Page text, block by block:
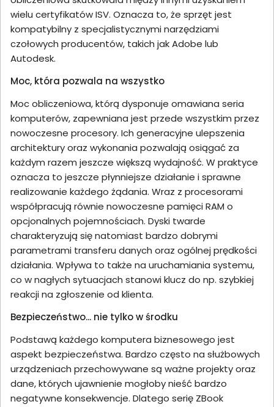
wielu certyfikatów ISV. Oznacza to, że sprzęt jest
kompatybilny z specjalistycznymi narzędziami
czołowych producentów, takich jak Adobe lub
Autodesk.
Moc, która pozwala na wszystko
Moc obliczeniowa, którą dysponuje omawiana seria
komputerów, zapewniana jest przede wszystkim przez
nowoczesne procesory. Ich generacyjne ulepszenia
architektury oraz wykonania pozwalają osiągać za
każdym razem jeszcze większą wydajność. W praktyce
oznacza to jeszcze płynniejsze działanie i sprawne
realizowanie każdego żądania. Wraz z procesorami
współpracują równie nowoczesne pamięci RAM o
opcjonalnych pojemnościach. Dyski twarde
charakteryzują się natomiast bardzo dobrymi
parametrami transferu danych oraz ogólnej prędkości
działania. Wpływa to także na uruchamiania systemu,
co w nagłych sytuacjach stanowi klucz do np. szybkiej
reakcji na zgłoszenie od klienta.
Bezpieczeństwo... nie tylko w środku
Podstawą każdego komputera biznesowego jest
aspekt bezpieczeństwa. Bardzo często na służbowych
urządzeniach przechowywane są ważne projekty oraz
dane, których ujawnienie mogłoby nieść bardzo
negatywne konsekwencje. Dlatego serię ZBook